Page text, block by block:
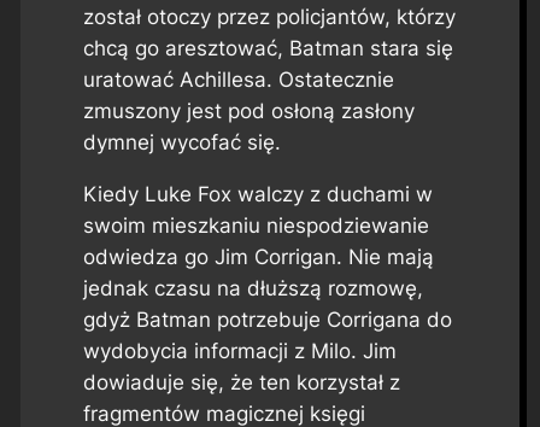
został otoczy przez policjantów, którzy
chcą go aresztować, Batman stara się
uratować Achillesa. Ostatecznie
zmuszony jest pod osłoną zasłony
dymnej wycofać się.
Kiedy Luke Fox walczy z duchami w
swoim mieszkaniu niespodziewanie
odwiedza go Jim Corrigan. Nie mają
jednak czasu na dłuższą rozmowę,
gdyż Batman potrzebuje Corrigana do
wydobycia informacji z Milo. Jim
dowiaduje się, że ten korzystał z
fragmentów magicznej księgi